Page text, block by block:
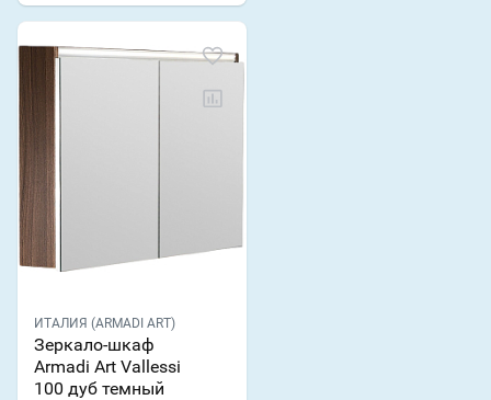
ИТАЛИЯ (ARMADI ART)
Зеркало-шкаф
Armadi Art Vallessi
100 дуб темный